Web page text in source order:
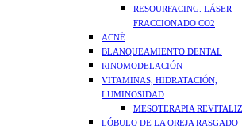
RESOURFACING. LÁSER
FRACCIONADO CO2
ACNÉ
BLANQUEAMIENTO DENTAL
RINOMODELACIÓN
VITAMINAS, HIDRATACIÓN,
LUMINOSIDAD
MESOTERAPIA
LÓBULO DE LA OREJA RASGADO